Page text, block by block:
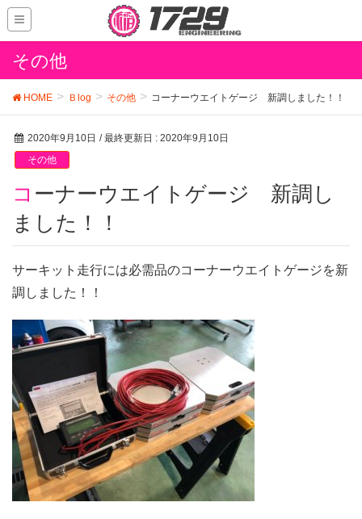
その他
HOME Ｂlog その他 コーナーウエイトゲージ 新調しました！！
2020年9月10日 / 最終更新日 : 2020年9月10日
その他
コーナーウエイトゲージ 新調し
ました！！
サーキット走行には必需品のコーナーウエイトゲージを新
調しました！！